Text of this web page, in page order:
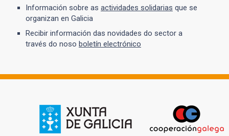
Información sobre as actividades solidarias que se
organizan en Galicia
Recibir información das novidades do sector a
través do noso boletín electrónico